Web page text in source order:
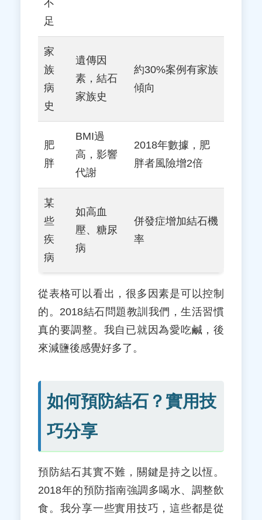
不
足
家
族
病
史
遺傳因
素，結石
家族史
約30%案例有家族
傾向
肥
胖
BMI過
高，影響
代謝
2018年數據，肥
胖者風險增2倍
某
些
疾
病
如高血
壓、糖尿
病
併發症增加結石機
率
從表格可以看出，很多因素是可以控制
的。2018結石問題教訓我們，生活習慣
真的要調整。我自已就因為愛吃鹹，後
來減鹽後感覺好多了。
如何預防結石？實用技
巧分享
預防結石其實不難，關鍵是持之以恆。
2018年的預防指南強調多喝水、調整飲
食。我分享一些實用技巧，這些都是從